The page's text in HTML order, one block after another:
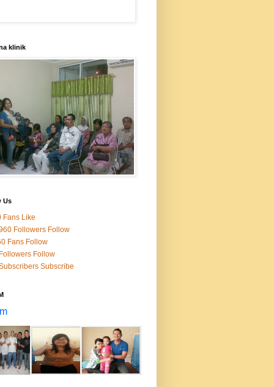
klinik
Us
Fans Like
Followers Follow
Fans Follow
Follow
Subscribe